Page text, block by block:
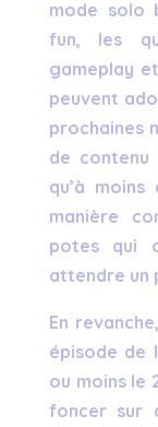
mode solo
fun, les
gameplay
peuvent
prochaines
de
qu’à
manière
potes qui
attendre un
En
épisode de
ou moins le
foncer sur